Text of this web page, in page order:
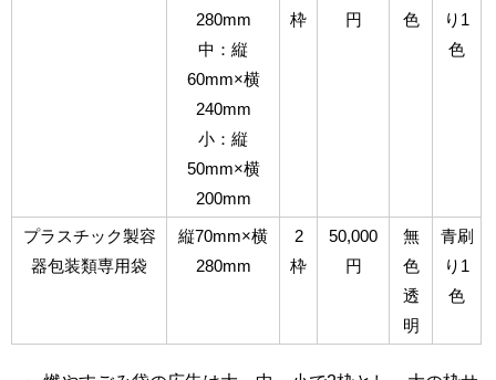
280mm
中：縦
60mm×横
240mm
小：縦
50mm×横
200mm
枠
円
色
り1
色
プラスチック製容
器包装類専用袋
縦70mm×横
280mm
2
枠
50,000
円
無
色
透
明
青刷
り1
色